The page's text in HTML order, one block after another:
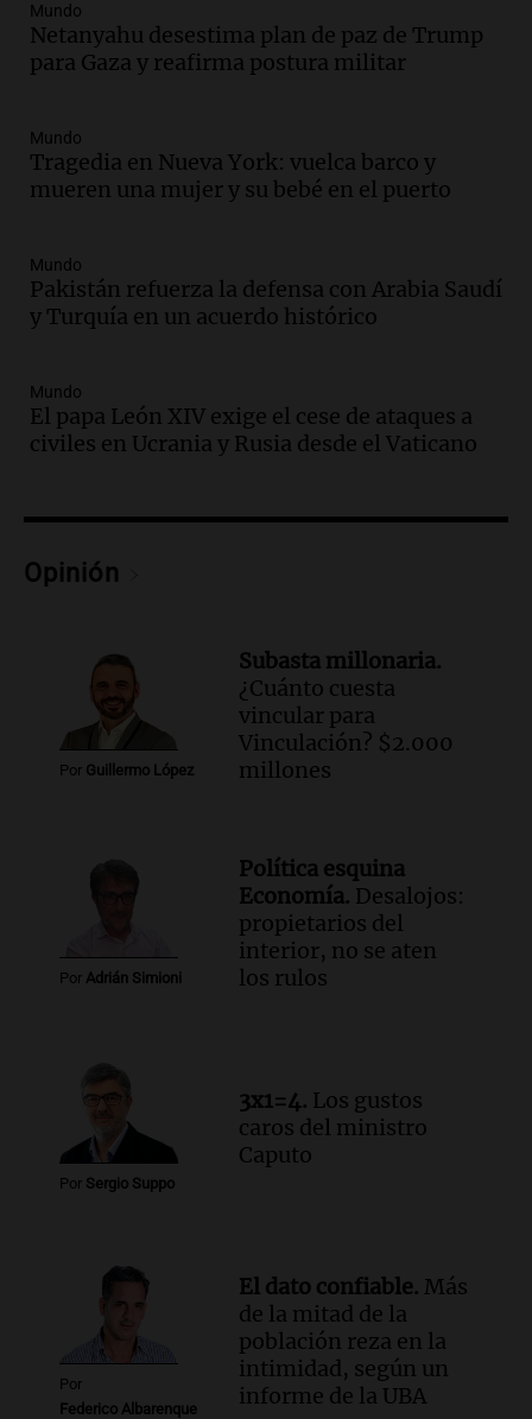
Audio.El Senado de Santa Fe aprueba
Ley de Emergencia Hídrica ante el
fenómeno del Niño
Episodios
Audio.Una mujer de 40 años muere en
un accidente en la Ruta 321 cerca de
Episodios
Audio.El Tesoro Nacional captura 12
Panorama Federal
Episodios
Audio.La lección del Titanic y la
según San Ignacio de Loyola
Episodios
imaginamos"
Una Mañana para todos Rosario
Episodios
Audio.
Nahuel Pennisi y la huella de
Mercedes Sosa: "La emoción es el filtro
Audio.
Orellana Lucca celebró su peña
de folclore en Córdoba
Episodios
vehículos desde un puente
Panorama Federal
Episodios
Audio.Tragedia en Mendoza: un muerto
y cinco heridos tras caer dos autos desde
Episodios
Mundo
Netanyahu desestima plan de paz de Trump
para Gaza y reafirma postura militar
Mundo
Tragedia en Nueva York: vuelca barco y
mueren una mujer y su bebé en el puerto
Mundo
Pakistán refuerza la defensa con Arabia Saudí
y Turquía en un acuerdo histórico
Mundo
El papa León XIV exige el cese de ataques a
civiles en Ucrania y Rusia desde el Vaticano
Opinión
Por Guillermo López
Subasta millonaria.
¿Cuánto cuesta
vincular para
Vinculación? $2.000
millones
Por Adrián Simioni
Política esquina
Economía. Desalojos:
propietarios del
interior, no se aten
los rulos
Por Sergio Suppo
3x1=4. Los gustos
caros del ministro
Caputo
Por
Federico Albarenque
El dato confiable. Más
de la mitad de la
población reza en la
intimidad, según un
informe de la UBA